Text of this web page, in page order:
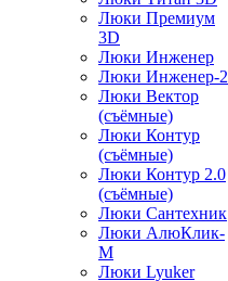
Люки Премиум
3D
Люки Инженер
Люки Инженер-2
Люки Вектор
(съёмные)
Люки Контур
(съёмные)
Люки Контур 2.0
(съёмные)
Люки Сантехник
Люки АлюКлик-
М
Люки Lyuker